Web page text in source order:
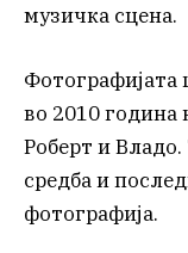
музичка сцена.
Фотографијата
во 2010 година
Роберт и
средба и
фотографија.